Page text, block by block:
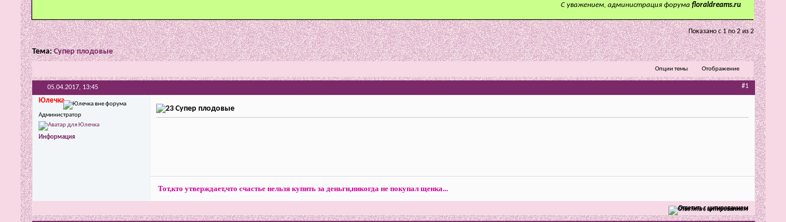
С уважением, администрация форума floraldreams.ru
Показано с 1 по 2 из 2
Тема:Супер плодовые
Опции темы Отображение
05.04.2017, 13:45 #1
Юлечка
Администратор
Информация
Супер плодовые
Тот,кто утверждает,что счастье нельзя купить за деньги,никогда не покупал щенка...
Ответить с цитированием